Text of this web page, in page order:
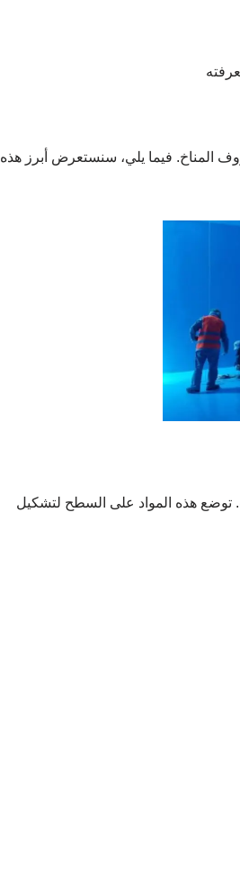
المناخ. فيما يلي، سنستعرض أبرز هذه
توضع هذه المواد على السطح لتشكيل